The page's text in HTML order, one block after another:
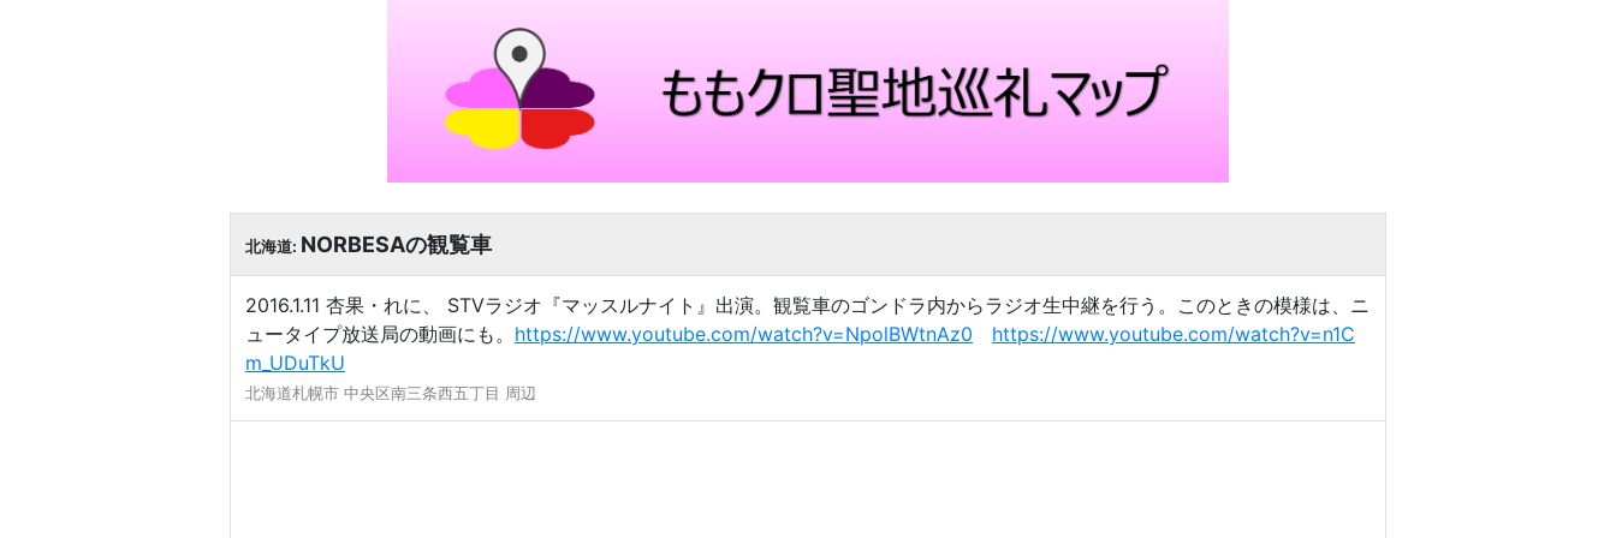
北海道: NORBESAの観覧車
2016.1.11 杏果・れに、 STVラジオ『マッスルナイト』出演。観覧車のゴンドラ内からラジオ生中継を行う。このときの模様は、ニ
ュータイプ放送局の動画にも。 https://www.youtube.com/watch?v=NpolBWtnAz0
https://www.youtube.com/watch?v=n1C
m_UDuTkU
北海道札幌市 中央区南三条西五丁目 周辺